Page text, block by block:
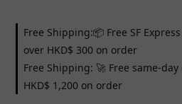
Free Shipping:📦 Free SF
over HKD$ 300 on order
Free Shipping: 🚀 Free same-
HKD$ 1,200 on order